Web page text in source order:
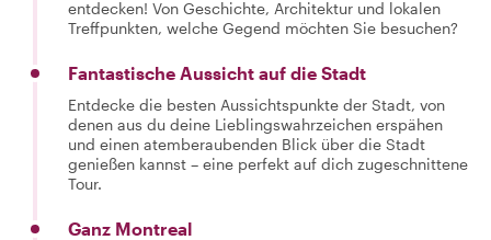
entdecken! Von Geschichte, Architektur und lokalen
Treffpunkten, welche Gegend möchten Sie besuchen?
Fantastische Aussicht auf die Stadt
Entdecke die besten Aussichtspunkte der Stadt, von
denen aus du deine Lieblingswahrzeichen erspähen
und einen atemberaubenden Blick über die Stadt
genießen kannst – eine perfekt auf dich zugeschnittene
Tour.
Ganz Montreal